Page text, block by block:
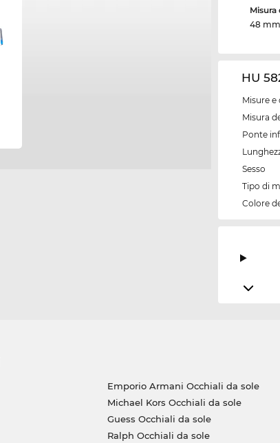
Misura
48 mm
HU
Misure e
Misura
Ponte
Sesso
Tipo di
Colore
Emporio Armani Occhiali da sole
Michael Kors Occhiali da sole
Guess Occhiali da sole
Ralph Occhiali da sole